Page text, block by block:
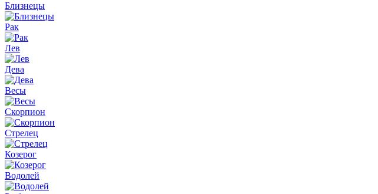
Близнецы
Рак
Лев
Дева
Весы
Скорпион
Стрелец
Козерог
Водолей